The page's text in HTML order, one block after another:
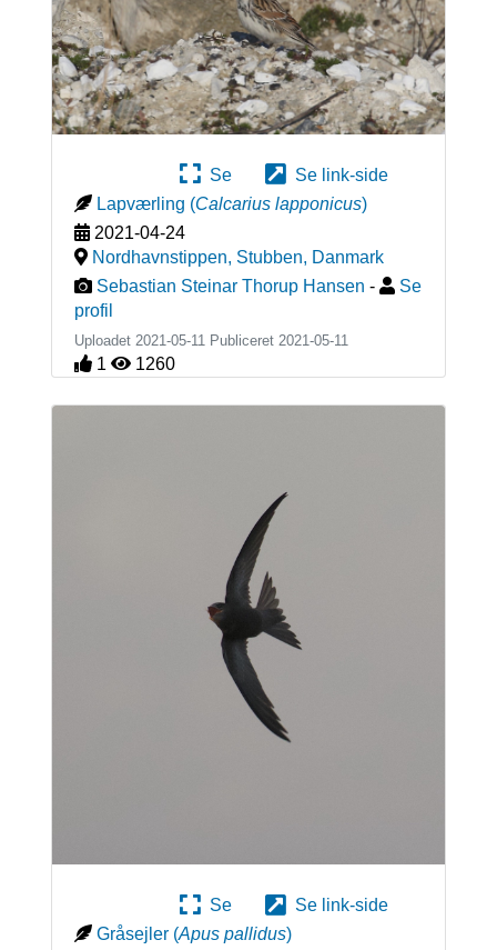
Se
Se link-side
Lapværling (Calcarius lapponicus)
2021-04-24
Nordhavnstippen, Stubben, Danmark
Sebastian Steinar Thorup Hansen -
Se
profil
Uploadet 2021-05-11 Publiceret 2021-05-11
1 1260
Se
Se link-side
Gråsejler (Apus pallidus)